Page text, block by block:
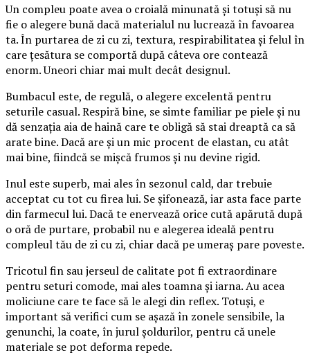
Un compleu poate avea o croială minunată și totuși să nu
fie o alegere bună dacă materialul nu lucrează în favoarea
ta. În purtarea de zi cu zi, textura, respirabilitatea și felul în
care țesătura se comportă după câteva ore contează
enorm. Uneori chiar mai mult decât designul.
Bumbacul este, de regulă, o alegere excelentă pentru
seturile casual. Respiră bine, se simte familiar pe piele și nu
dă senzația aia de haină care te obligă să stai dreaptă ca să
arate bine. Dacă are și un mic procent de elastan, cu atât
mai bine, fiindcă se mișcă frumos și nu devine rigid.
Inul este superb, mai ales în sezonul cald, dar trebuie
acceptat cu tot cu firea lui. Se șifonează, iar asta face parte
din farmecul lui. Dacă te enervează orice cută apărută după
o oră de purtare, probabil nu e alegerea ideală pentru
compleul tău de zi cu zi, chiar dacă pe umeraș pare poveste.
Tricotul fin sau jerseul de calitate pot fi extraordinare
pentru seturi comode, mai ales toamna și iarna. Au acea
moliciune care te face să le alegi din reflex. Totuși, e
important să verifici cum se așază în zonele sensibile, la
genunchi, la coate, în jurul șoldurilor, pentru că unele
materiale se pot deforma repede.